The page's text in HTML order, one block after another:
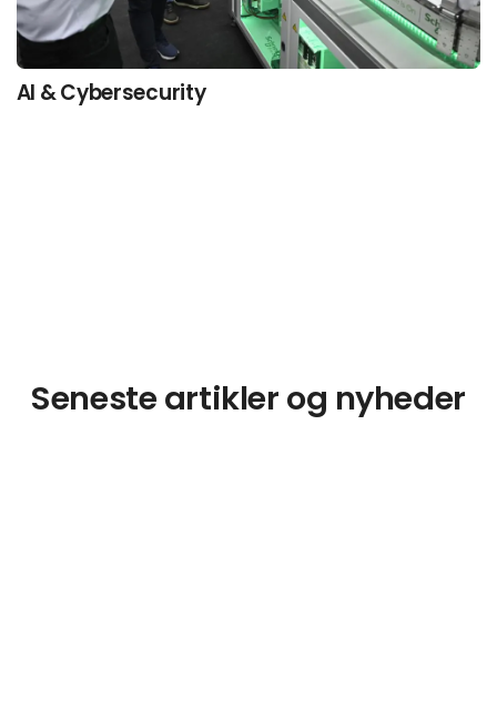
AI & Cybersecurity
Seneste artikler og nyheder